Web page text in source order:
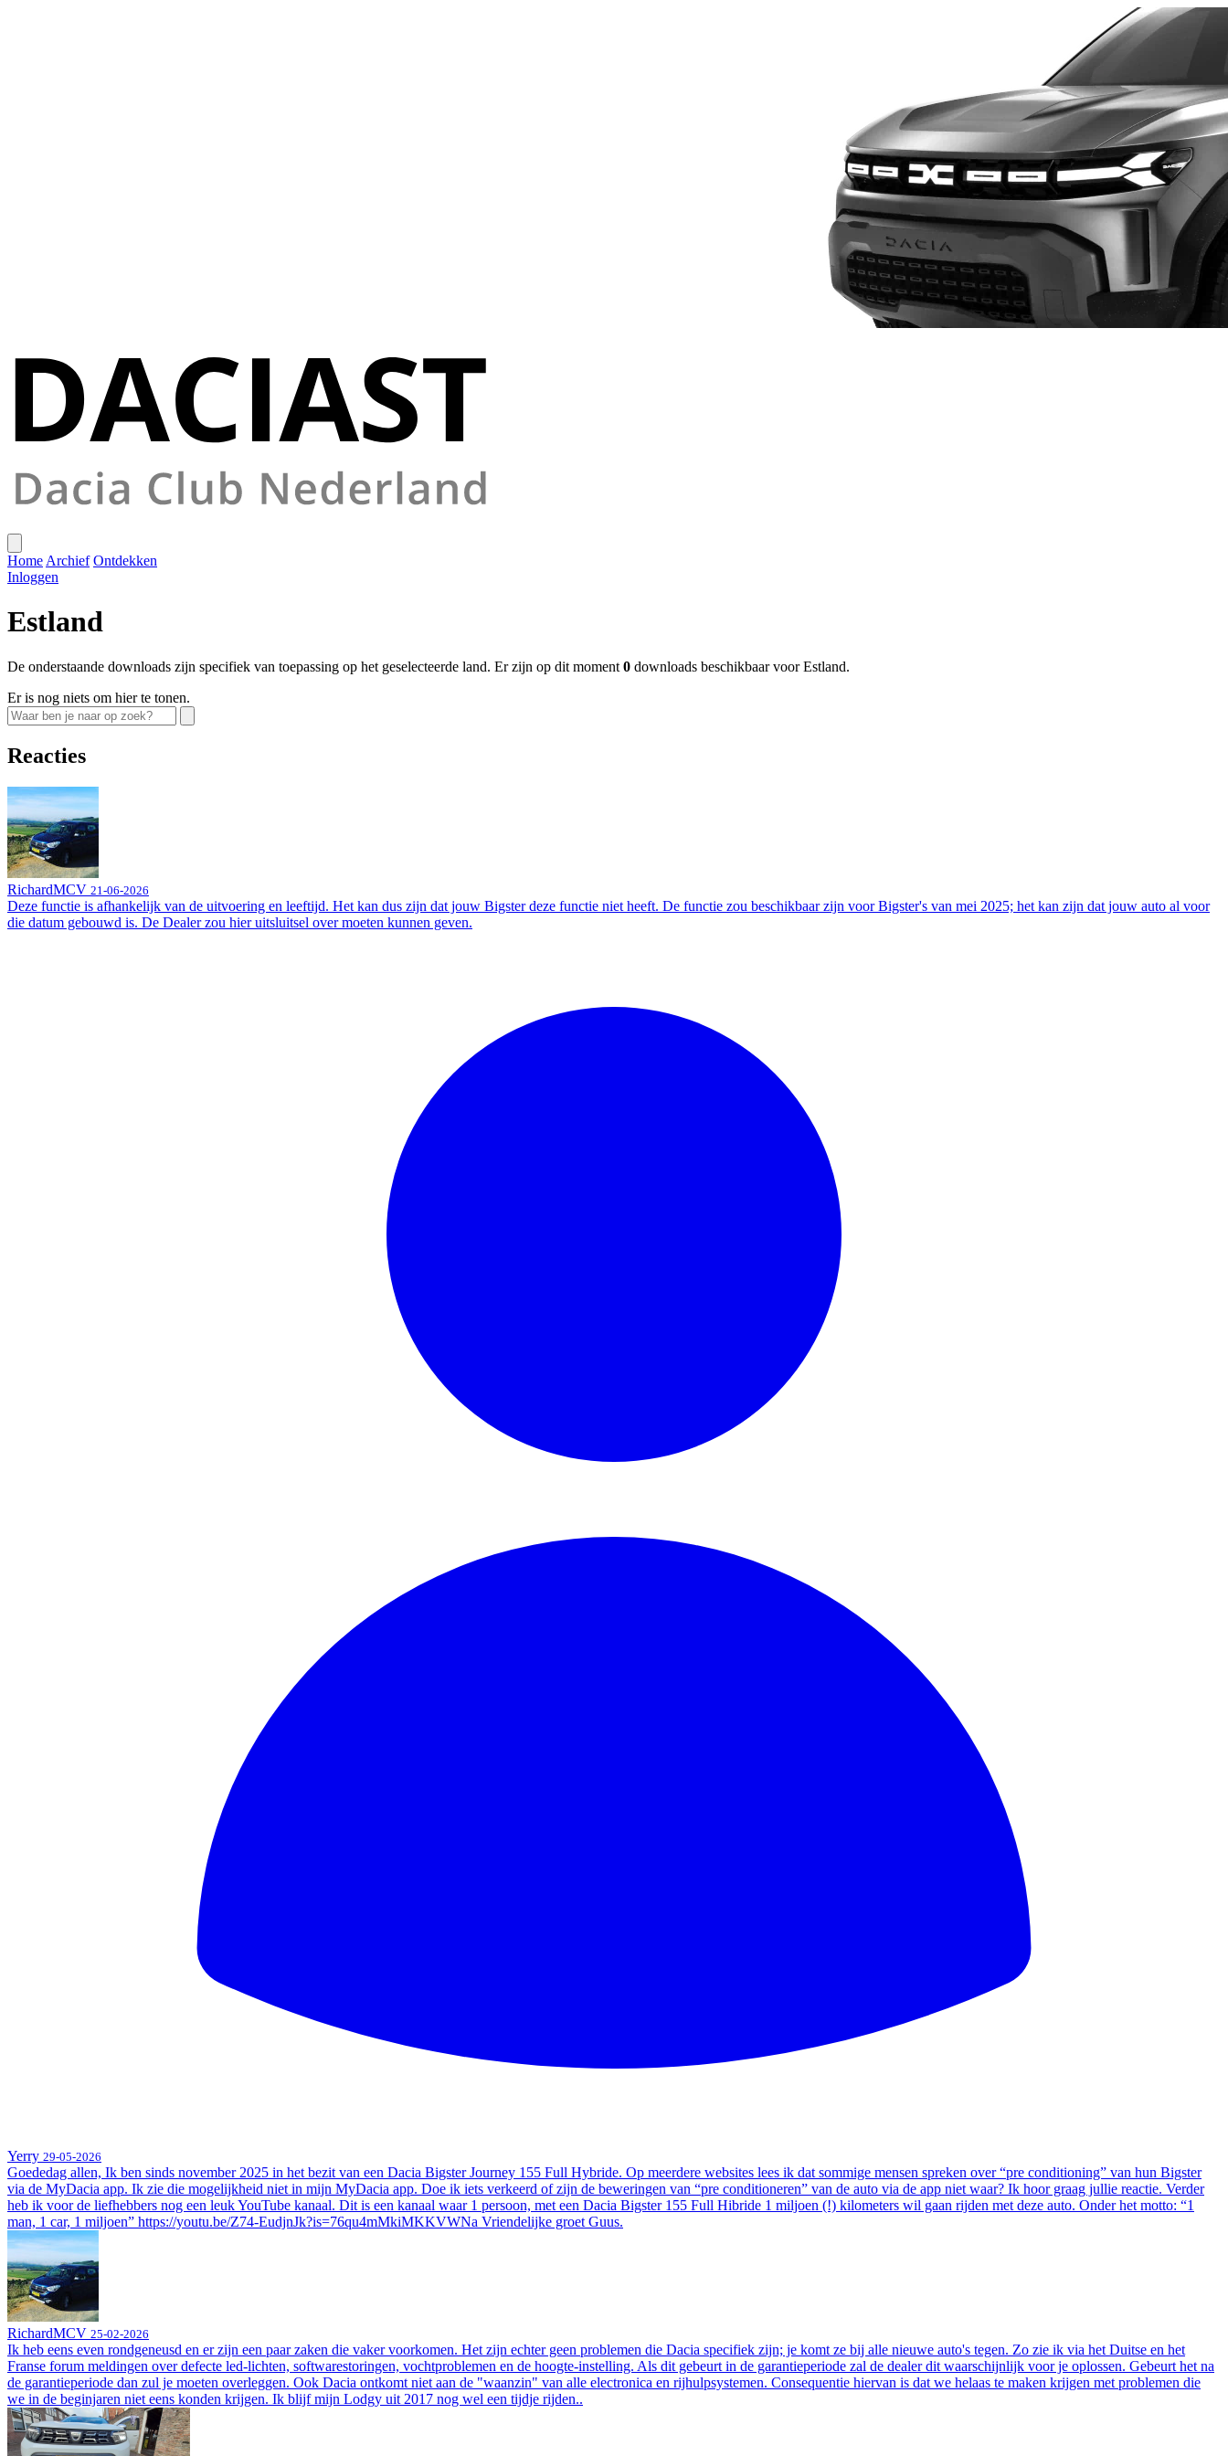
Home Archief Ontdekken
Inloggen
Estland
De onderstaande downloads zijn specifiek van toepassing op het geselecteerde land. Er zijn op dit moment 0 downloads beschikbaar voor Estland.
Er is nog niets om hier te tonen.
Reacties
RichardMCV 21-06-2026
Deze functie is afhankelijk van de uitvoering en leeftijd. Het kan dus zijn dat jouw Bigster deze functie niet heeft. De functie zou beschikbaar zijn voor Bigster's van mei 2025; het kan zijn dat jouw auto al voor
die datum gebouwd is. De Dealer zou hier uitsluitsel over moeten kunnen geven.
Yerry 29-05-2026
Goededag allen, Ik ben sinds november 2025 in het bezit van een Dacia Bigster Journey 155 Full Hybride. Op meerdere websites lees ik dat sommige mensen spreken over “pre conditioning” van hun Bigster
via de MyDacia app. Ik zie die mogelijkheid niet in mijn MyDacia app. Doe ik iets verkeerd of zijn de beweringen van “pre conditioneren” van de auto via de app niet waar? Ik hoor graag jullie reactie. Verder
heb ik voor de liefhebbers nog een leuk YouTube kanaal. Dit is een kanaal waar 1 persoon, met een Dacia Bigster 155 Full Hibride 1 miljoen (!) kilometers wil gaan rijden met deze auto. Onder het motto: “1
man, 1 car, 1 miljoen” https://youtu.be/Z74-EudjnJk?is=76qu4mMkiMKKVWNa Vriendelijke groet Guus.
RichardMCV 25-02-2026
Ik heb eens even rondgeneusd en er zijn een paar zaken die vaker voorkomen. Het zijn echter geen problemen die Dacia specifiek zijn; je komt ze bij alle nieuwe auto's tegen. Zo zie ik via het Duitse en het
Franse forum meldingen over defecte led-lichten, softwarestoringen, vochtproblemen en de hoogte-instelling. Als dit gebeurt in de garantieperiode zal de dealer dit waarschijnlijk voor je oplossen. Gebeurt het na
de garantieperiode dan zul je moeten overleggen. Ook Dacia ontkomt niet aan de "waanzin" van alle electronica en rijhulpsystemen. Consequentie hiervan is dat we helaas te maken krijgen met problemen die
we in de beginjaren niet eens konden krijgen. Ik blijf mijn Lodgy uit 2017 nog wel een tijdje rijden..